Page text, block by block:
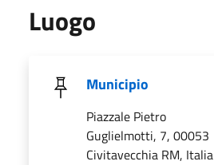
Luogo
Municipio
Piazzale Pietro
Guglielmotti, 7, 00053
Civitavecchia RM, Italia